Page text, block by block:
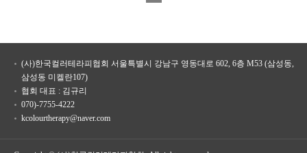
(사)한국컬러테라피협회 서울특별시 강남구 영동대로 602, 6층 M53 (삼성동,
삼성동 미켈란107)
협회 대표 : 김규리
070)-7755-4222
kcolourtherapy@naver.com